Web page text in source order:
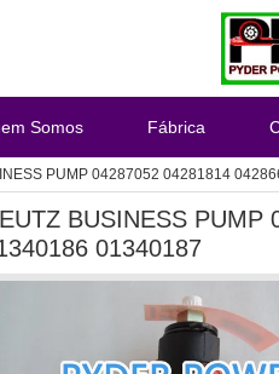
Somos Fábrica
PUMP 04287052 04281814
BUSINESS PUMP
01340187